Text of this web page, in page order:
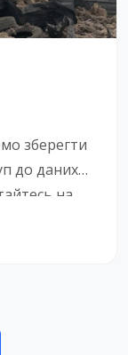
зберегти
до даних
на